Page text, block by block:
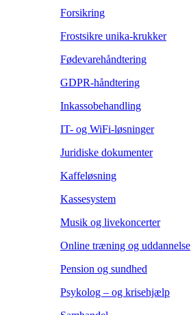
Forsikring
Frostsikre unika-krukker
Fødevarehåndtering
GDPR-håndtering
Inkassobehandling
IT- og WiFi-løsninger
Juridiske dokumenter
Kaffeløsning
Kassesystem
Musik og livekoncerter
Online træning og uddannelse
Pension og sundhed
Psykolog – og krisehjælp